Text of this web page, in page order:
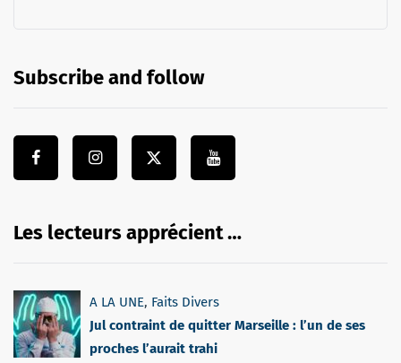
Subscribe and follow
Les lecteurs apprécient …
A LA UNE, Faits Divers
Jul contraint de quitter Marseille : l’un de ses
proches l’aurait trahi